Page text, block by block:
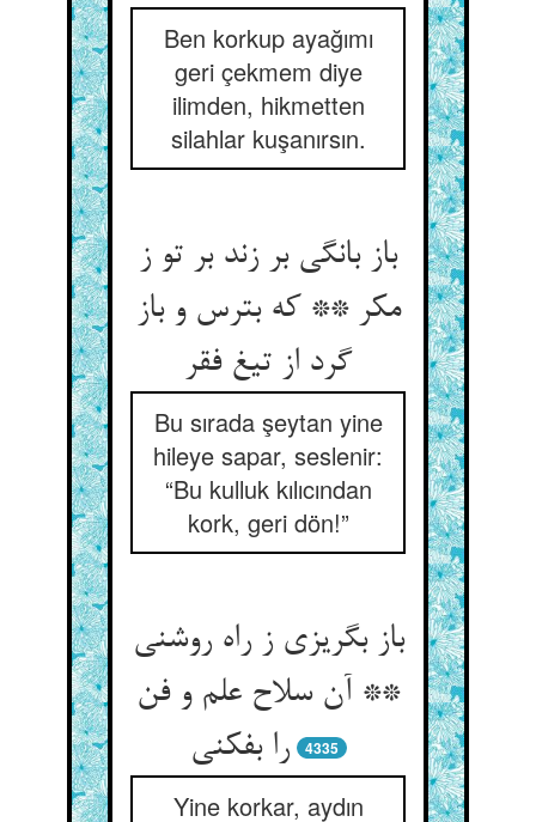
Ben korkup ayağımı
geri çekmem diye
ilimden, hikmetten
silahlar kuşanırsın.
باز بانگی بر زند بر تو ز
مکر ** که بترس و باز
گرد از تیغ فقر
Bu sırada şeytan yine
hileye sapar, seslenir:
“Bu kulluk kılıcından
kork, geri dön!”
باز بگریزی ز راه روشنی
** آن سلاح علم و فن
را بفکنی
4335
Yine korkar, aydın